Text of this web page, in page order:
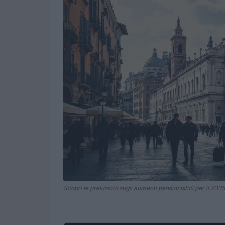
Scopri le previsioni sugli aumenti pensionistici per il